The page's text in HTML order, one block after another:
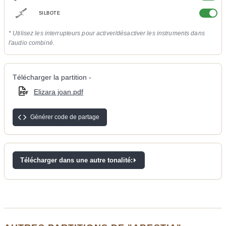
SILBOTE
* Utilisez les interrupteurs pour activer/désactiver les instruments dans
l'audio combiné.
Télécharger la partition -
Elizara joan.pdf
Générer code de partage
Télécharger dans une autre tonalité: